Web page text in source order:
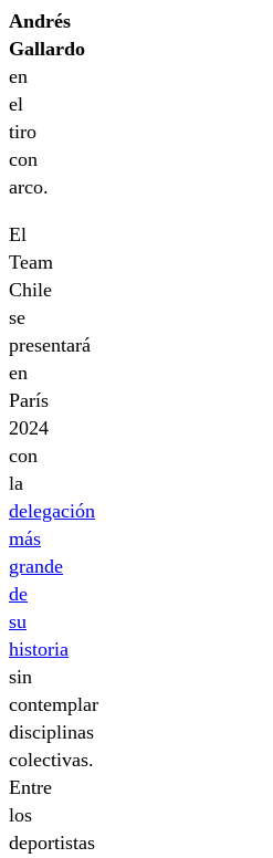
Andrés
Gallardo
en
el
tiro
con
arco.
El
Team
Chile
se
presentará
en
París
2024
con
la
delegación
más
grande
de
su
historia
sin
contemplar
disciplinas
colectivas.
Entre
los
deportistas